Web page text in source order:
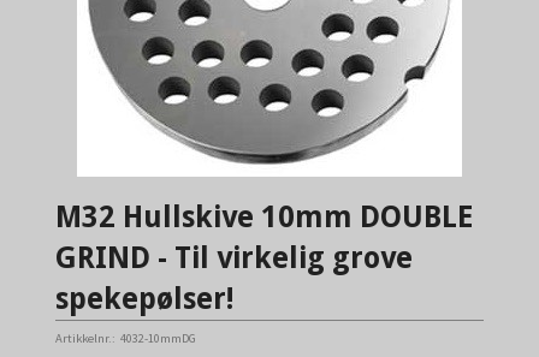
M32 Hullskive 10mm DOUBLE
GRIND - Til virkelig grove
spekepølser!
Artikkelnr.: 4032-10mmDG